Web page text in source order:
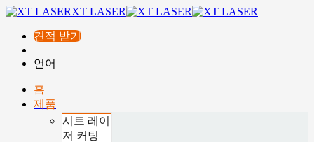
XT LASER
견적 받기
언어
홈
제품
시트 레이
저 커팅